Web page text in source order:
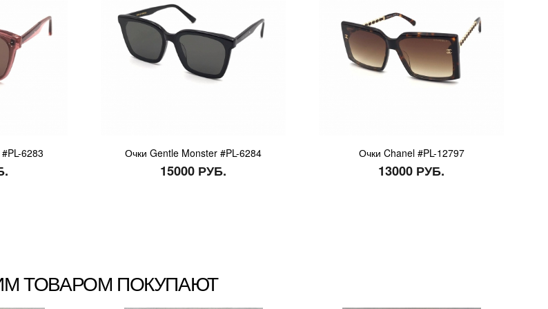
6283 Очки Gentle Monster #PL-6284
15000 РУБ.
Очки Chanel #PL-12797
13000 РУБ.
ТОВАРОМ ПОКУПАЮТ